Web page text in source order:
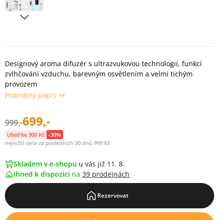
Designový aroma difuzér s ultrazvukovou technologií, funkcí
zvlhčování vzduchu, barevným osvětlením a velmi tichým
provozem
Podrobný popis
999,-699,-
Ušetříte 300 Kč -30%
nejnižší cena za posledních 30 dnů 999 Kč
Skladem v e-shopu u vás již 11. 8.
ihned k dispozici na 39 prodejnách
Rezervovat